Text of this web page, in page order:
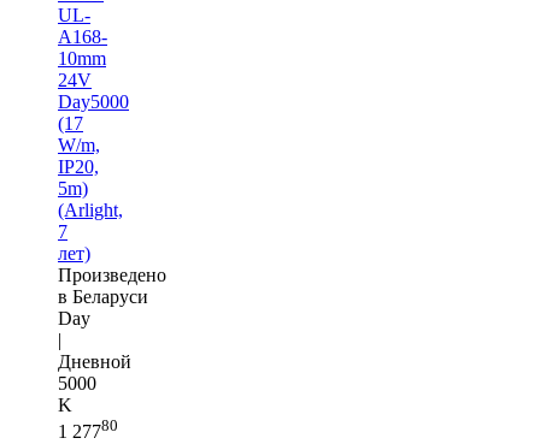
UL-
A168-
10mm
24V
Day5000
(17
W/m,
IP20,
5m)
(Arlight,
7
лет)
Произведено
в Беларуси
Day
|
Дневной
5000
K
1 27780